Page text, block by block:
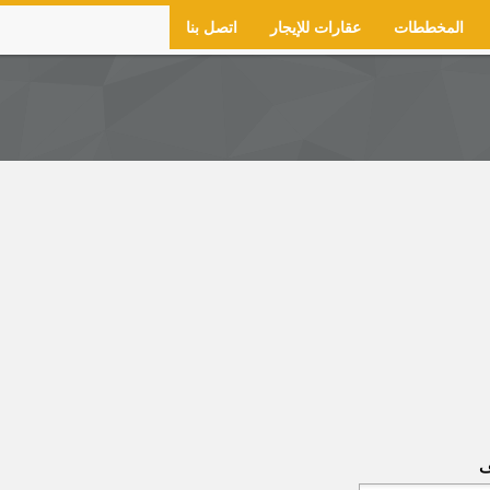
اتصل بنا عقارات للإيجار المخططات